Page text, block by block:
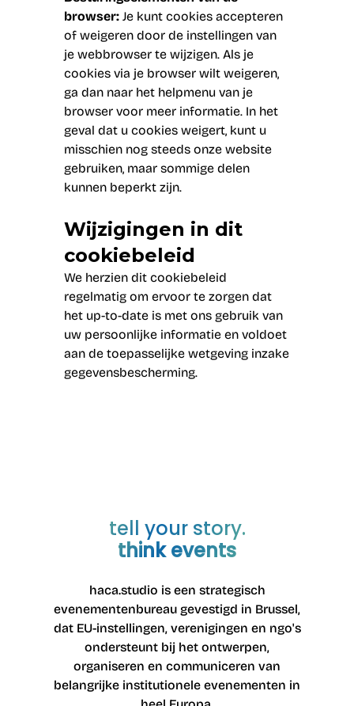
browser: Je kunt cookies accepteren
of weigeren door de instellingen van
je webbrowser te wijzigen. Als je
cookies via je browser wilt weigeren,
ga dan naar het helpmenu van je
browser voor meer informatie. In het
geval dat u cookies weigert, kunt u
misschien nog steeds onze website
gebruiken, maar sommige delen
kunnen beperkt zijn.
Wijzigingen in dit
cookiebeleid
We herzien dit cookiebeleid
regelmatig om ervoor te zorgen dat
het up-to-date is met ons gebruik van
uw persoonlijke informatie en voldoet
aan de toepasselijke wetgeving inzake
gegevensbescherming.
tell your story.
think events
haca.studio is een strategisch
evenementenbureau gevestigd in Brussel,
dat EU-instellingen, verenigingen en ngo's
ondersteunt bij het ontwerpen,
organiseren en communiceren van
belangrijke institutionele evenementen in